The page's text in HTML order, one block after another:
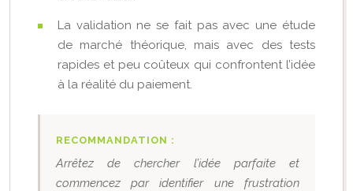
La validation ne se fait pas avec une étude
de marché théorique, mais avec des tests
rapides et peu coûteux qui confrontent l’idée
à la réalité du paiement.
RECOMMANDATION :
Arrêtez de chercher l’idée parfaite et
commencez par identifier une frustration